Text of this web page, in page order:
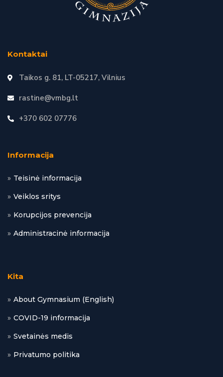
Kontaktai
Taikos g. 81, LT-05217, Vilnius
rastine@vmbg.lt
+370 602 07776
Informacija
Teisinė informacija
Veiklos sritys
Korupcijos prevencija
Administracinė informacija
Kita
About Gymnasium (English)
COVID-19 informacija
Svetainės medis
Privatumo politika